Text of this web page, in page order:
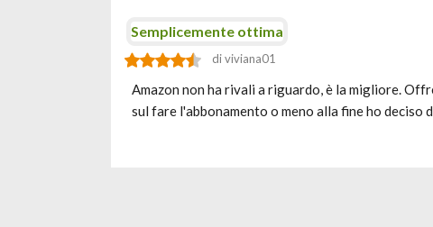
Semplicemente ottima
di viviana01
Amazon non ha rivali a riguardo, è la migliore.
sul fare l'abbonamento o meno alla fine ho deciso